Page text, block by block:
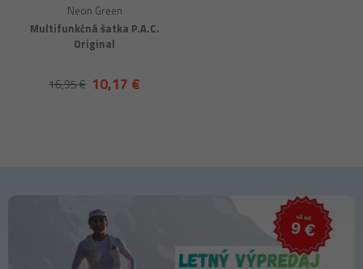
Multifunkčná šatka P.A.C.
Original
Neon Green
10,17 €
16,95 €